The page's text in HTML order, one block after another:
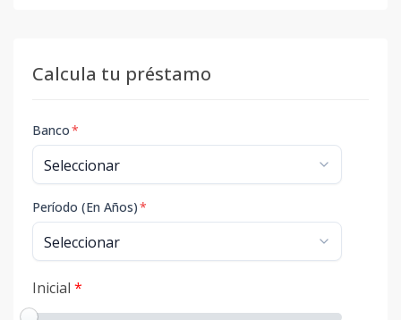
Calcula tu préstamo
Banco*
Período (En Años)*
Inicial *